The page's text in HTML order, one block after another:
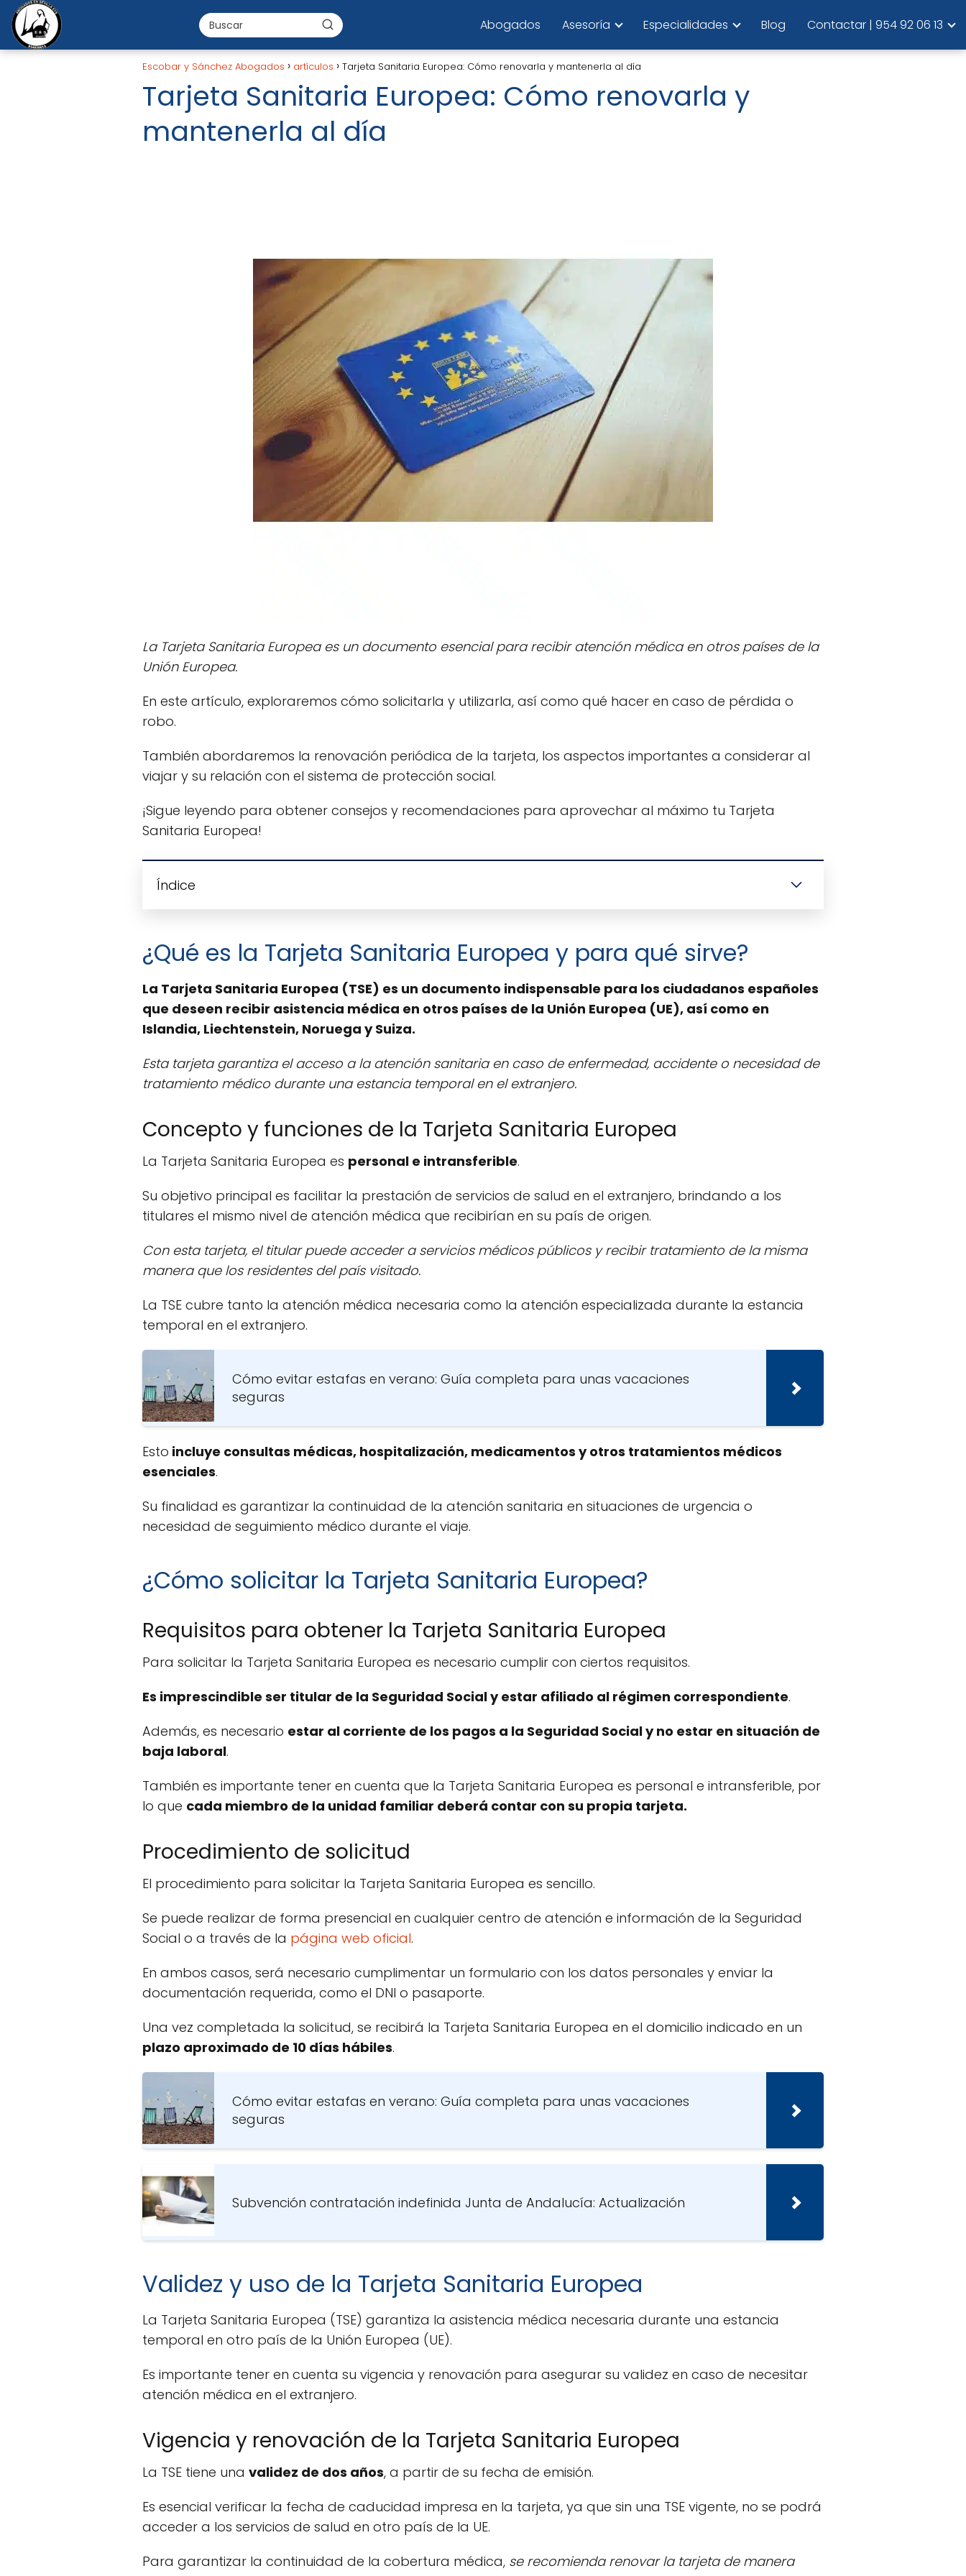
Abogados Asesoría Especialidades Blog Contactar | 954 92 06 13
Escobar y Sánchez Abogados artículos Tarjeta Sanitaria Europea: Cómo renovarla y mantenerla al día
Tarjeta Sanitaria Europea: Cómo renovarla y
mantenerla al día
La Tarjeta Sanitaria Europea es un documento esencial para recibir atención médica en otros países de la
Unión Europea.
En este artículo, exploraremos cómo solicitarla y utilizarla, así como qué hacer en caso de pérdida o
robo.
También abordaremos la renovación periódica de la tarjeta, los aspectos importantes a considerar al
viajar y su relación con el sistema de protección social.
¡Sigue leyendo para obtener consejos y recomendaciones para aprovechar al máximo tu Tarjeta
Sanitaria Europea!
Índice
¿Qué es la Tarjeta Sanitaria Europea y para qué sirve?
La Tarjeta Sanitaria Europea (TSE) es un documento indispensable para los ciudadanos españoles
que deseen recibir asistencia médica en otros países de la Unión Europea (UE), así como en
Islandia, Liechtenstein, Noruega y Suiza.
Esta tarjeta garantiza el acceso a la atención sanitaria en caso de enfermedad, accidente o necesidad de
tratamiento médico durante una estancia temporal en el extranjero.
Concepto y funciones de la Tarjeta Sanitaria Europea
La Tarjeta Sanitaria Europea es personal e intransferible.
Su objetivo principal es facilitar la prestación de servicios de salud en el extranjero, brindando a los
titulares el mismo nivel de atención médica que recibirían en su país de origen.
Con esta tarjeta, el titular puede acceder a servicios médicos públicos y recibir tratamiento de la misma
manera que los residentes del país visitado.
La TSE cubre tanto la atención médica necesaria como la atención especializada durante la estancia
temporal en el extranjero.
Cómo evitar estafas en verano: Guía completa para unas vacaciones
seguras
Esto incluye consultas médicas, hospitalización, medicamentos y otros tratamientos médicos
esenciales.
Su finalidad es garantizar la continuidad de la atención sanitaria en situaciones de urgencia o
necesidad de seguimiento médico durante el viaje.
¿Cómo solicitar la Tarjeta Sanitaria Europea?
Requisitos para obtener la Tarjeta Sanitaria Europea
Para solicitar la Tarjeta Sanitaria Europea es necesario cumplir con ciertos requisitos.
Es imprescindible ser titular de la Seguridad Social y estar afiliado al régimen correspondiente.
Además, es necesario estar al corriente de los pagos a la Seguridad Social y no estar en situación de
baja laboral.
También es importante tener en cuenta que la Tarjeta Sanitaria Europea es personal e intransferible, por
lo que cada miembro de la unidad familiar deberá contar con su propia tarjeta.
Procedimiento de solicitud
El procedimiento para solicitar la Tarjeta Sanitaria Europea es sencillo.
Se puede realizar de forma presencial en cualquier centro de atención e información de la Seguridad
Social o a través de la página web oficial.
En ambos casos, será necesario cumplimentar un formulario con los datos personales y enviar la
documentación requerida, como el DNI o pasaporte.
Una vez completada la solicitud, se recibirá la Tarjeta Sanitaria Europea en el domicilio indicado en un
plazo aproximado de 10 días hábiles.
Cómo evitar estafas en verano: Guía completa para unas vacaciones
seguras
Subvención contratación indefinida Junta de Andalucía: Actualización
Validez y uso de la Tarjeta Sanitaria Europea
La Tarjeta Sanitaria Europea (TSE) garantiza la asistencia médica necesaria durante una estancia
temporal en otro país de la Unión Europea (UE).
Es importante tener en cuenta su vigencia y renovación para asegurar su validez en caso de necesitar
atención médica en el extranjero.
Vigencia y renovación de la Tarjeta Sanitaria Europea
La TSE tiene una validez de dos años, a partir de su fecha de emisión.
Es esencial verificar la fecha de caducidad impresa en la tarjeta, ya que sin una TSE vigente, no se podrá
acceder a los servicios de salud en otro país de la UE.
Para garantizar la continuidad de la cobertura médica, se recomienda renovar la tarjeta de manera